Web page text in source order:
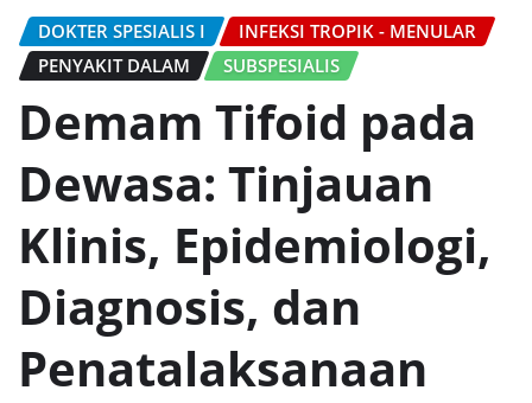
DOKTER SPESIALIS I
INFEKSI TROPIK - MENULAR
PENYAKIT DALAM
SUBSPESIALIS
Demam Tifoid pada
Dewasa: Tinjauan
Klinis, Epidemiologi,
Diagnosis, dan
Penatalaksanaan